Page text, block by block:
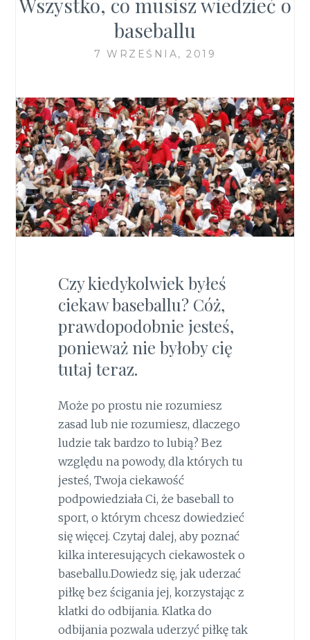
Wszystko, co musisz wiedzieć o
baseballu
7 WRZEŚNIA, 2019
Czy kiedykolwiek byłeś
ciekaw baseballu? Cóż,
prawdopodobnie jesteś,
ponieważ nie byłoby cię
tutaj teraz.
Może po prostu nie rozumiesz
zasad lub nie rozumiesz, dlaczego
ludzie tak bardzo to lubią? Bez
względu na powody, dla których tu
jesteś, Twoja ciekawość
podpowiedziała Ci, że baseball to
sport, o którym chcesz dowiedzieć
się więcej. Czytaj dalej, aby poznać
kilka interesujących ciekawostek o
baseballu.Dowiedz się, jak uderzać
piłkę bez ścigania jej, korzystając z
klatki do odbijania. Klatka do
odbijania pozwala uderzyć piłkę tak